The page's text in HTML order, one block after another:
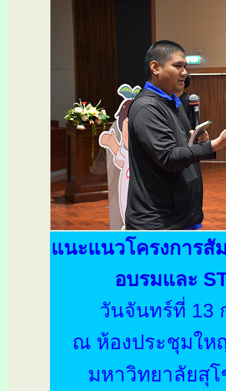
แนะแนวโครงการ
อบรมและ
วันจันทร์ที่ 13
ณ ห้องประชุมใ
มหาวิทยาลัยสุ